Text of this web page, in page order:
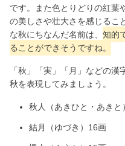
です。また色とりどりの紅葉
の美しさや壮大さを感じるこ
な秋にちなんだ名前は、 知的
ることができそうですね。
「秋」「実」「月」などの
秋を表現してみましょう。
秋人（あきひと・あきと
結月（ゆづき）16画